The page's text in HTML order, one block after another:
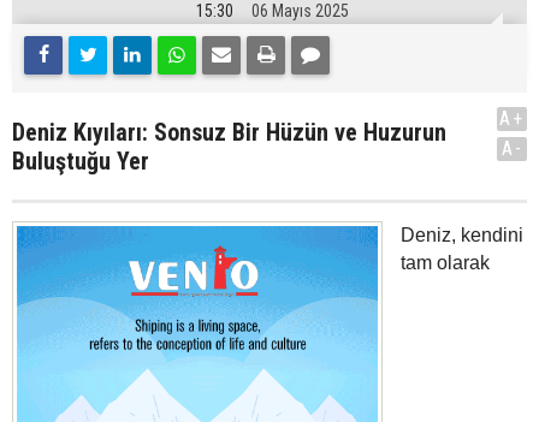
15:30 06 Mayıs 2025
Deniz Kıyıları: Sonsuz Bir Hüzün ve Huzurun
Buluştuğu Yer
A+
A-
Deniz, kendini
tam olarak